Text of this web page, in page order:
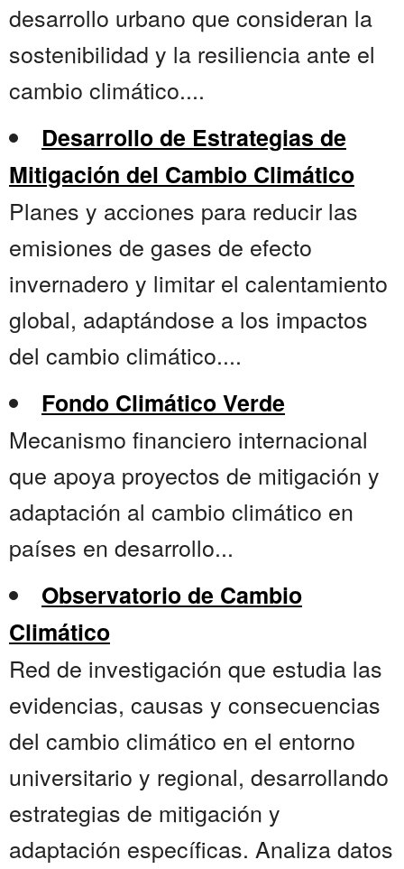
desarrollo urbano que consideran la
sostenibilidad y la resiliencia ante el
cambio climático....
Desarrollo de Estrategias de
Mitigación del Cambio Climático
Planes y acciones para reducir las
emisiones de gases de efecto
invernadero y limitar el calentamiento
global, adaptándose a los impactos
del cambio climático....
Fondo Climático Verde
Mecanismo financiero internacional
que apoya proyectos de mitigación y
adaptación al cambio climático en
países en desarrollo...
Observatorio de Cambio
Climático
Red de investigación que estudia las
evidencias, causas y consecuencias
del cambio climático en el entorno
universitario y regional, desarrollando
estrategias de mitigación y
adaptación específicas. Analiza datos